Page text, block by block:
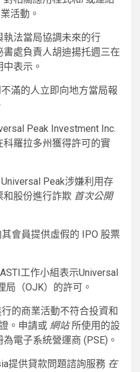
活動。
執法當局協調未來的行
處負責人胡迪揚托週三在
表示。
滿的人立即向地方當局報
Peak Investment Inc.
羅拉多州獲得許可的實
Peak涉嫌利用存
和股份進行詐欺 首次公開
會員提供虛假的 IPO 股票
工作小組表示Universal
局（OJK）的許可。
的商業活動不符合投資和
。申請或 網站所使用的設
電子系統營運商 (PSE)。
提供貸款問題諮詢服務 在